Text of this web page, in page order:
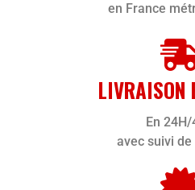
en France
LIVRAISON
En 24H/
avec suivi